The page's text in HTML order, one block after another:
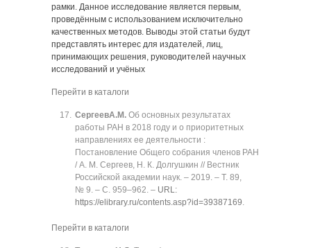
рамки. Данное исследование является первым,
проведённым с использованием исключительно
качественных методов. Выводы этой статьи будут
представлять интерес для издателей, лиц,
принимающих решения, руководителей научных
исследований и учёных
Перейти в каталоги
СергеевА.М. Об основных результатах
работы РАН в 2018 году и о приоритетных
направлениях ее деятельности :
Постановление Общего собрания членов РАН
/ А. М. Сергеев, Н. К. Долгушкин // Вестник
Российской академии наук. ‒ 2019. ‒ Т. 89,
№ 9. ‒ C. 959‒962. ‒ URL:
https://elibrary.ru/contents.asp?id=39387169.
Перейти в каталоги